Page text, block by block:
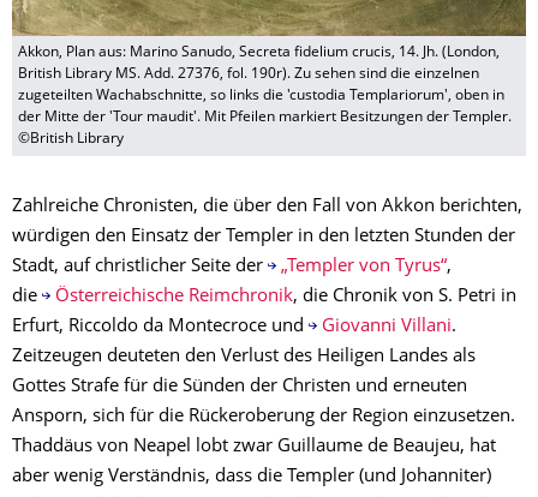
Akkon, Plan aus: Marino Sanudo, Secreta fidelium crucis, 14. Jh. (London,
British Library MS. Add. 27376, fol. 190r). Zu sehen sind die einzelnen
zugeteilten Wachabschnitte, so links die 'custodia Templariorum', oben in
der Mitte der 'Tour maudit'. Mit Pfeilen markiert Besitzungen der Templer.
©British Library
Zahlreiche Chronisten, die über den Fall von Akkon berichten,
würdigen den Einsatz der Templer in den letzten Stunden der
Stadt, auf christlicher Seite der
„Templer von Tyrus“,
die
Österreichische Reimchronik, die Chronik von S. Petri in
Erfurt, Riccoldo da Montecroce und
Giovanni Villani.
Zeitzeugen deuteten den Verlust des Heiligen Landes als
Gottes Strafe für die Sünden der Christen und erneuten
Ansporn, sich für die Rückeroberung der Region einzusetzen.
Thaddäus von Neapel lobt zwar Guillaume de Beaujeu, hat
aber wenig Verständnis, dass die Templer (und Johanniter)